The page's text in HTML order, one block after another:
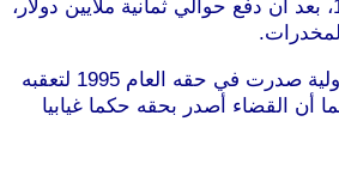
مطلوب منذ العام 1994، بعد أن دفع حوالي ثمانية ملايين دولار،
وكانت مذكرة اعتقال دولية صدرت في حقه العام 1995 لتعقبه
أن القضاء أصدر بحقه حكما غيابيا